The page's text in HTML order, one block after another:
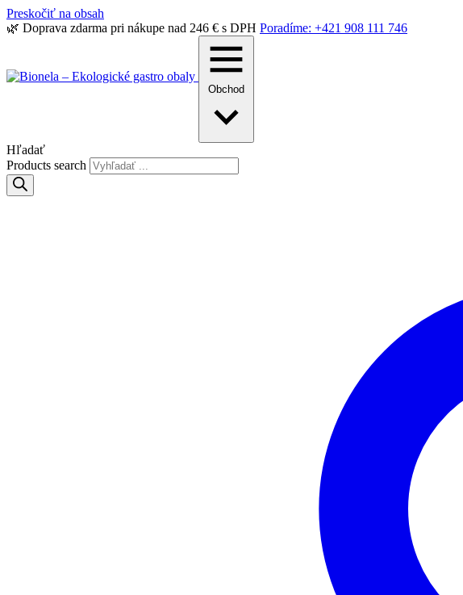
Preskočiť na obsah
🌿 Doprava zdarma pri nákupe nad 246 € s DPH Poradíme: +421 908 111 746
Obchod
Hľadať
Products search